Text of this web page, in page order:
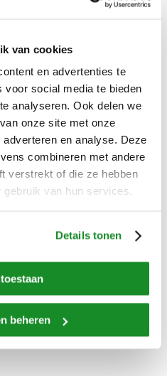
van cookies
en advertenties te
voor social media te bieden
analyseren. Ook delen we
onze site met onze
en analyse. Deze
combineren met andere
verstrekt of die ze hebben
van hun services.
Details tonen
beheren
tag: "fijngemalen"
scelerisque in feugiat urna
laoreet. In eleifend tincidunt
tellus vel dui sodales sodales.
adipiscing.
en
5 en IDDSI-6)
uitgebreid met nieuwe
Ook zullen we